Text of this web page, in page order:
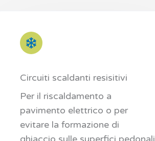
Circuiti scaldanti resisitivi
Per il riscaldamento a
pavimento elettrico o per
evitare la formazione di